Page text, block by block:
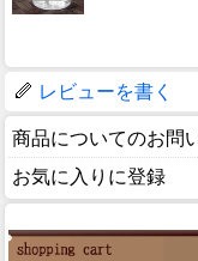
レビューを書く
商品についてのお問
お気に入りに登録